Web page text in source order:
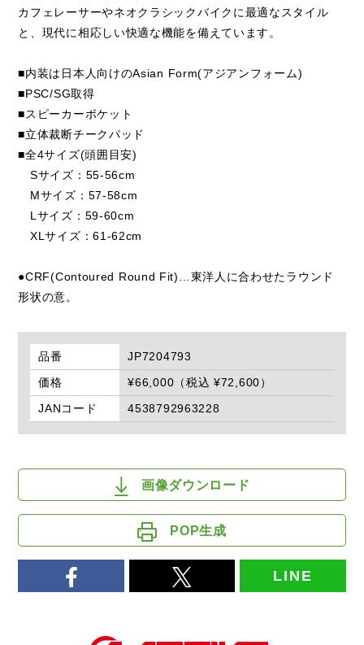
カフェレーサーやネオクラシックバイクに最適なスタイル
と、現代に相応しい快適な機能を備えています。
■内装は日本人向けのAsian Form(アジアンフォーム)
■PSC/SG取得
■スピーカーポケット
■立体裁断チークパッド
■全4サイズ(頭囲目安)
Sサイズ：55-56cm
Mサイズ：57-58cm
Lサイズ：59-60cm
XLサイズ：61-62cm
●CRF(Contoured Round Fit)…東洋人に合わせたラウンド
形状の意。
品番
JP7204793
価格
¥66,000（税込 ¥72,600）
JANコード
4538792963228
画像ダウンロード
POP生成
LINE